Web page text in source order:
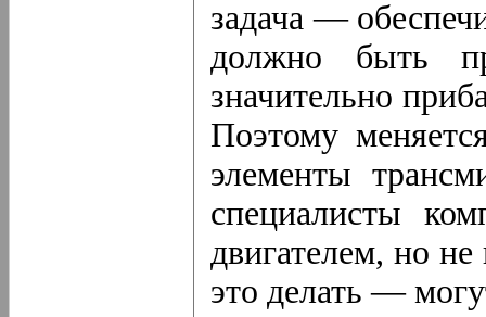
задача —
должно быть
значительно
Поэтому
элементы
специалисты
двигателем, но
это делать —